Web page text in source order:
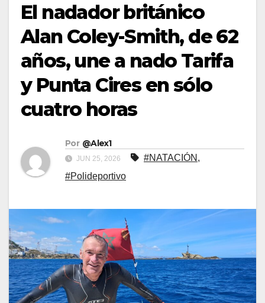
El nadador británico
Alan Coley-Smith, de 62
años, une a nado Tarifa
y Punta Cires en sólo
cuatro horas
Por @Alex1
JUN 25, 2026 #NATACIÓN ,
#Polideportivo